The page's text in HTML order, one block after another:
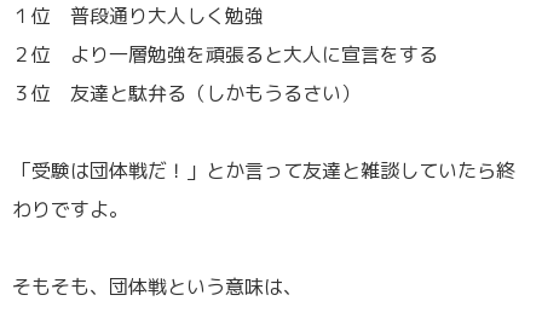
１位 普段通り大人しく勉強
２位 より一層勉強を頑張ると大人に宣言をする
３位 友達と駄弁る（しかもうるさい）
「受験は団体戦だ！」とか言って友達と雑談していたら終
わりですよ。
そもそも、団体戦という意味は、